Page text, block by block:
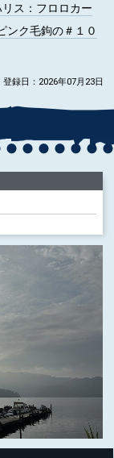
リス：フロロカー
ンク毛鉤の＃１０
登録日：2026年07月23日